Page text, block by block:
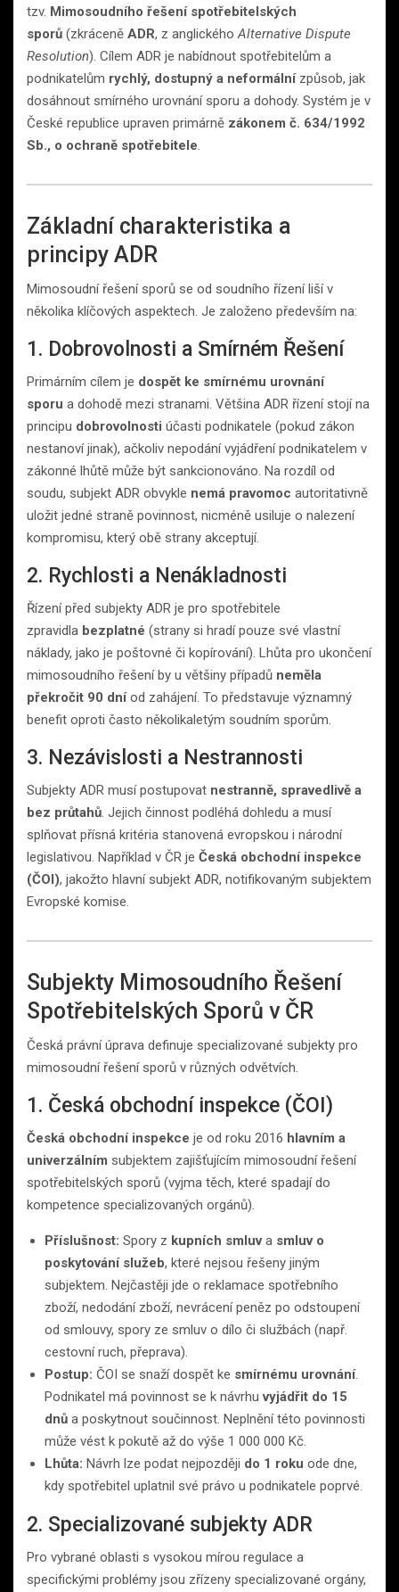
tzv. Mimosoudního řešení spotřebitelských
sporů (zkráceně ADR, z anglickéhoAlternative Dispute
Resolution). Cílem ADR je nabídnout spotřebitelům a
podnikatelům rychlý, dostupný a neformálnízpůsob, jak
dosáhnout smírného urovnání sporu a dohody. Systém je v
České republice upraven primárně zákonem č. 634/1992
Sb., o ochraně spotřebitele.
Základní charakteristika a
principy ADR
Mimosoudní řešení sporů se od soudního řízení liší v
několika klíčových aspektech. Je založeno především na:
1. Dobrovolnosti a Smírném Řešení
Primárním cílem je dospět ke smírnému urovnání
sporu a dohodě mezi stranami. Většina ADR řízení stojí na
principu dobrovolnosti účasti podnikatele (pokud zákon
nestanoví jinak), ačkoliv nepodání vyjádření podnikatelem v
zákonné lhůtě může být sankcionováno. Na rozdíl od
soudu, subjekt ADR obvykle nemá pravomoc autoritativně
uložit jedné straně povinnost, nicméně usiluje o nalezení
kompromisu, který obě strany akceptují.
2. Rychlosti a Nenákladnosti
Řízení před subjekty ADR je pro spotřebitele
zpravidla bezplatné (strany si hradí pouze své vlastní
náklady, jako je poštovné či kopírování). Lhůta pro ukončení
mimosoudního řešení by u většiny případů neměla
překročit 90 dníod zahájení. To představuje významný
benefit oproti často několikaletým soudním sporům.
3. Nezávislosti a Nestrannosti
Subjekty ADR musí postupovat nestranně, spravedlivě a
bez průtahů. Jejich činnost podléhá dohledu a musí
splňovat přísná kritéria stanovená evropskou i národní
legislativou. Například v ČR je Česká obchodní inspekce
(ČOI), jakožto hlavní subjekt ADR, notifikovaným subjektem
Evropské komise.
Subjekty Mimosoudního Řešení
Spotřebitelských Sporů v ČR
Česká právní úprava definuje specializované subjekty pro
mimosoudní řešení sporů v různých odvětvích.
1. Česká obchodní inspekce (ČOI)
Česká obchodní inspekce je od roku 2016 hlavním a
univerzálním subjektem zajišťujícím mimosoudní řešení
spotřebitelských sporů (vyjma těch, které spadají do
kompetence specializovaných orgánů).
Příslušnost: Spory z kupních smluva smluv o
poskytování služeb, které nejsou řešeny jiným
subjektem. Nejčastěji jde o reklamace spotřebního
zboží, nedodání zboží, nevrácení peněz po odstoupení
od smlouvy, spory ze smluv o dílo či službách (např.
cestovní ruch, přeprava).
Postup: ČOI se snaží dospět ke smírnému urovnání.
Podnikatel má povinnost se k návrhuvyjádřit do 15
dnů a poskytnout součinnost. Neplnění této povinnosti
může vést k pokutě až do výše 1 000 000 Kč.
Lhůta: Návrh lze podat nejpozději do 1 roku ode dne,
kdy spotřebitel uplatnil své právo u podnikatele poprvé.
2. Specializované subjekty ADR
Pro vybrané oblasti s vysokou mírou regulace a
specifickými problémy jsou zřízeny specializované orgány,